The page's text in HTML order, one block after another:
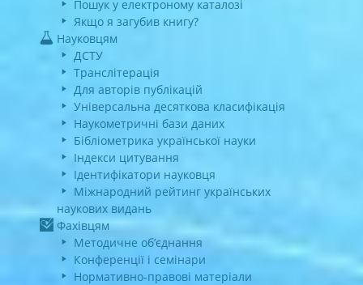
Пошук у електроному каталозі
Якщо я загубив книгу?
Науковцям
ДСТУ
Транслітерація
Для авторів публікацій
Універсальна десяткова класифікація
Наукометричні бази даних
Бібліометрика української науки
Індекси цитування
Ідентифікатори науковця
Міжнародний рейтинг українських
наукових видань
Фахівцям
Методичне об’єднання
Конференції і семінари
Нормативно-правові матеріали